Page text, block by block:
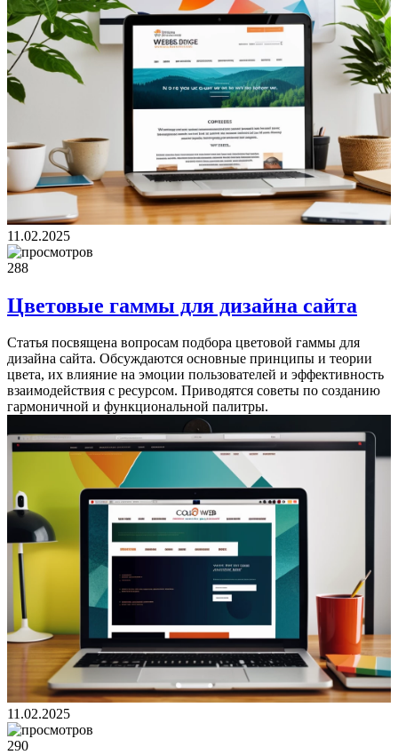
11.02.2025
288
Цветовые гаммы для дизайна сайта
Статья посвящена вопросам подбора цветовой гаммы для
дизайна сайта. Обсуждаются основные принципы и теории
цвета, их влияние на эмоции пользователей и эффективность
взаимодействия с ресурсом. Приводятся советы по созданию
гармоничной и функциональной палитры.
11.02.2025
290